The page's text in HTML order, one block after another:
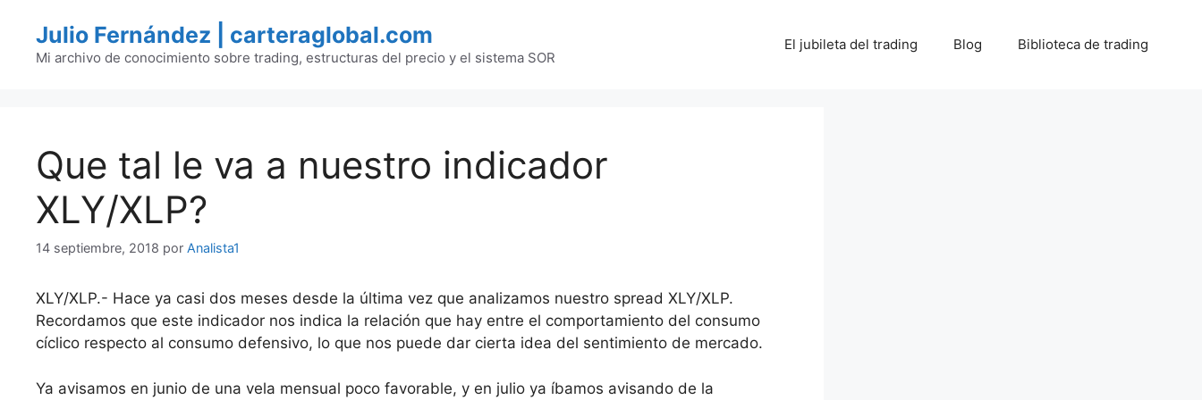
contenido
Julio Fernández | carteraglobal.com
Mi archivo de conocimiento sobre trading, estructuras del precio y el sistema SOR
El jubileta del trading Blog Biblioteca de trading
Que tal le va a nuestro indicador
XLY/XLP?
14 septiembre, 2018 por Analista1
XLY/XLP.- Hace ya casi dos meses desde la última vez que analizamos nuestro spread XLY/XLP.
Recordamos que este indicador nos indica la relación que hay entre el comportamiento del consumo
cíclico respecto al consumo defensivo, lo que nos puede dar cierta idea del sentimiento de mercado.
Ya avisamos en junio de una vela mensual poco favorable, y en julio ya íbamos avisando de la